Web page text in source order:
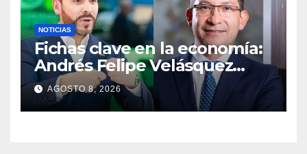
NOTICIAS
Fichas clave en la economía:
Andrés Felipe Velásquez
tomará el timón de la DIAN
en la era De la Espriella
AGOSTO 8, 2026